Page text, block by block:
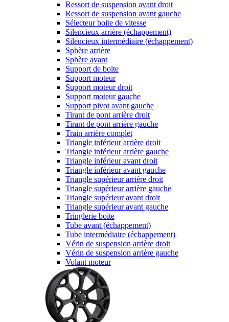
Ressort de suspension avant droit
Ressort de suspension avant gauche
Sélecteur boite de vitesse
Silencieux arrière (échappement)
Silencieux intermédiaire (échappement)
Sphère arrière
Sphère avant
Support de boite
Support moteur
Support moteur droit
Support moteur gauche
Support pivot avant gauche
Tirant de pont arrière droit
Tirant de pont arrière gauche
Train arrière complet
Triangle inférieur arrière droit
Triangle inférieur arrière gauche
Triangle inférieur avant droit
Triangle inférieur avant gauche
Triangle supérieur arrière droit
Triangle supérieur arrière gauche
Triangle supérieur avant droit
Triangle supérieur avant gauche
Tringlerie boite
Tube avant (échappement)
Tube intermédiaire (échappement)
Vérin de suspension arrière droit
Vérin de suspension arrière gauche
Volant moteur